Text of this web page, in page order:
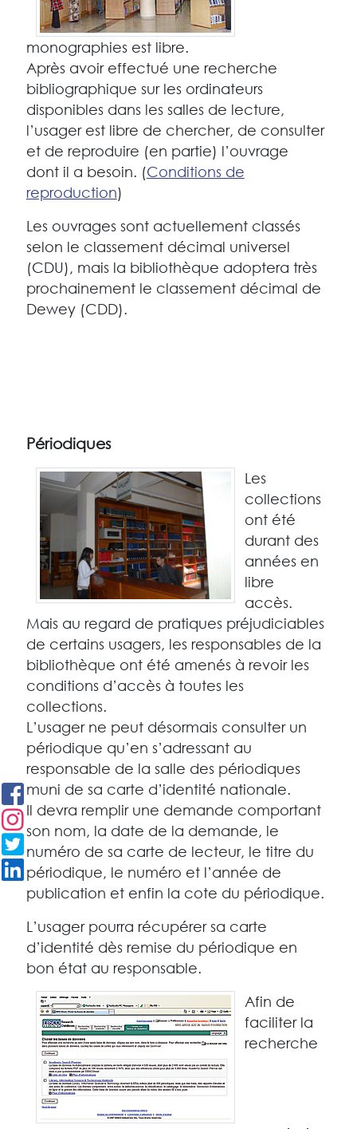
monographies est libre.
Après avoir effectué une recherche
bibliographique sur les ordinateurs
disponibles dans les salles de lecture,
l’usager est libre de chercher, de consulter
et de reproduire (en partie) l’ouvrage
dont il a besoin. (Conditions de
reproduction)
Les ouvrages sont actuellement classés
selon le classement décimal universel
(CDU), mais la bibliothèque adoptera très
prochainement le classement décimal de
Dewey (CDD).
Périodiques
Les
collections
ont été
durant des
années en
libre
accès.
Mais au regard de pratiques préjudiciables
de certains usagers, les responsables de la
bibliothèque ont été amenés à revoir les
conditions d’accès à toutes les
collections.
L’usager ne peut désormais consulter un
périodique qu’en s’adressant au
responsable de la salle des périodiques
muni de sa carte d’identité nationale.
Il devra remplir une demande comportant
son nom, la date de la demande, le
numéro de sa carte de lecteur, le titre du
périodique, le numéro et l’année de
publication et enfin la cote du périodique.
L’usager pourra récupérer sa carte
d’identité dès remise du périodique en
bon état au responsable.
Afin de
faciliter la
recherche